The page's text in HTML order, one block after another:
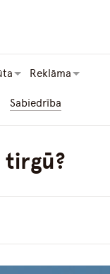
Reklāma
Sabiedrība
tirgū?